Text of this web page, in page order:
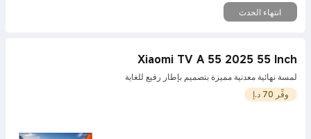
انتهاء الحدث
Xiaomi TV A 55 2025 55 Inch
لمسة نهائية معدنية مميزة بتصميم بإطار رفيع للغاية
وفِّر 70 د.إ